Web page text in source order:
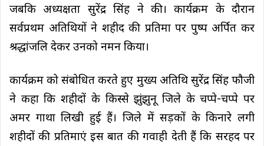
जबकि अध्यक्षता सुरेंद्र सिंह ने की। कार्यक्रम के दौरान
सर्वप्रथम अतिथियों ने शहीद की प्रतिमा पर पुष्प अर्पित कर
श्रद्धांजलि देकर उनको नमन किया।
कार्यक्रम को संबोधित करते हुए मुख्य अतिथि सुरेंद्र सिंह फौजी
ने कहा कि शहीदों के किस्से झुंझुनू जिले के चप्पे-चप्पे पर
अमर गाथा लिखी हुई हैं। जिले में सड़कों के किनारे लगी
शहीदों की प्रतिमाएं इस बात की गवाही देती हैं कि सरहद पर